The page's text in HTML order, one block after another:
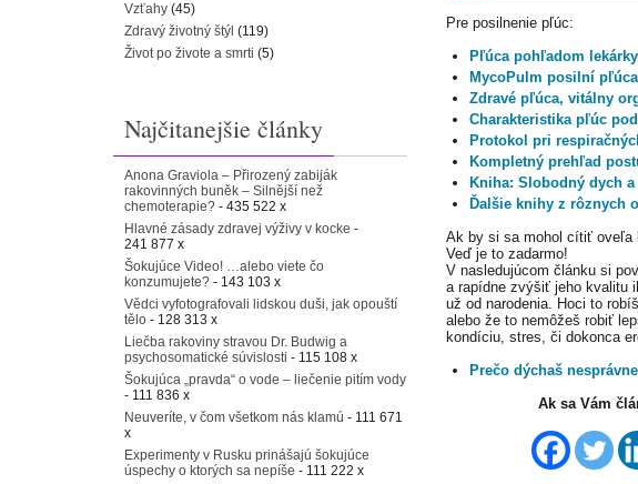
Pre posilnenie pľúc:
Pľúca pohľadom lekárky
MycoPulm posilní
Zdravé pľúca, vitálny
Charakteristika pľúc
Protokol pri
Kompletný prehľad
Kniha: Slobodný dych
Ďalšie knihy z rôznych
Ak by si sa mohol cítiť oveľa
Veď je to zadarmo!
V nasledujúcom článku si
a rapídne zvýšiť jeho kvalitu
už od narodenia. Hoci to
alebo že to nemôžeš robiť
kondíciu, stres, či dokonca
Prečo dýchaš
Ak sa Vám
Vzťahy (45)
Zdravý životný štýl (119)
Život po živote a smrti (5)
Najčitanejšie články
Anona Graviola – Přirozený zabiják
rakovinných buněk – Silnější než
chemoterapie? - 435 522 x
Hlavné zásady zdravej výživy v kocke -
241 877 x
Šokujúce Video! …alebo viete čo
konzumujete? - 143 103 x
Vědci vyfotografovali lidskou duši, jak opouští
tělo - 128 313 x
Liečba rakoviny stravou Dr. Budwig a
psychosomatické súvislosti - 115 108 x
Šokujúca „pravda“ o vode – liečenie pitím vody
- 111 836 x
Neuveríte, v čom všetkom nás klamú - 111 671
x
Experimenty v Rusku prinášajú šokujúce
úspechy o ktorých sa nepíše - 111 222 x